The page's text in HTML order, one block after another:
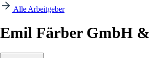
Alle Arbeitgeber
Emil Färber GmbH